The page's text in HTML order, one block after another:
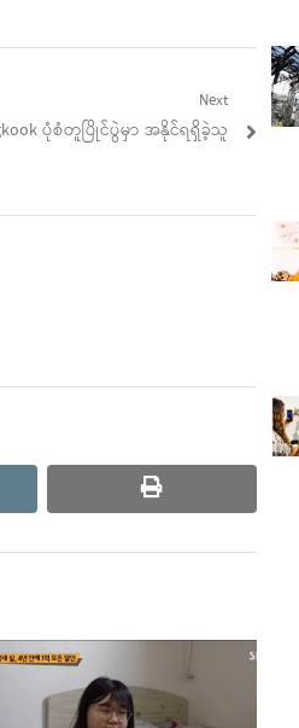
Next
ပုံစံတူပြိုင်ပွဲမှာ အနိုင်ရရှိခဲ့သူ
print